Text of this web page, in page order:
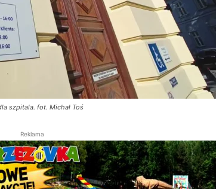
szpitala. fot. Michał Toś
Reklama